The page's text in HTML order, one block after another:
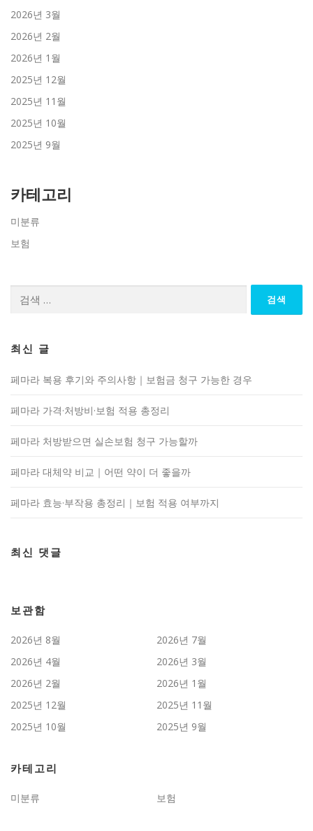
2026년 3월
2026년 2월
2026년 1월
2025년 12월
2025년 11월
2025년 10월
2025년 9월
카테고리
미분류
보험
최신 글
페마라 복용 후기와 주의사항｜보험금 청구 가능한 경우
페마라 가격·처방비·보험 적용 총정리
페마라 처방받으면 실손보험 청구 가능할까
페마라 대체약 비교｜어떤 약이 더 좋을까
페마라 효능·부작용 총정리｜보험 적용 여부까지
최신 댓글
보관함
2026년 8월
2026년 7월
2026년 4월
2026년 3월
2026년 2월
2026년 1월
2025년 12월
2025년 11월
2025년 10월
2025년 9월
카테고리
미분류 보험